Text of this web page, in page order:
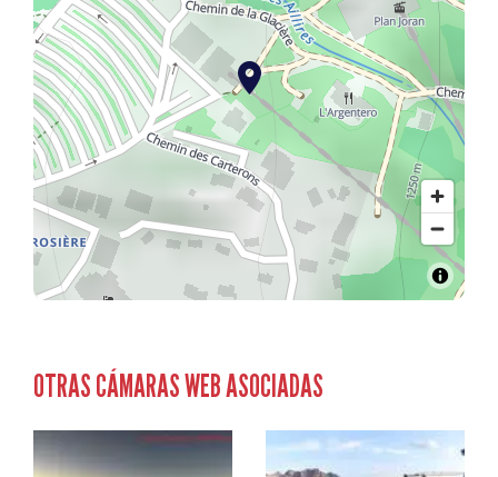
OTRAS CÁMARAS WEB ASOCIADAS